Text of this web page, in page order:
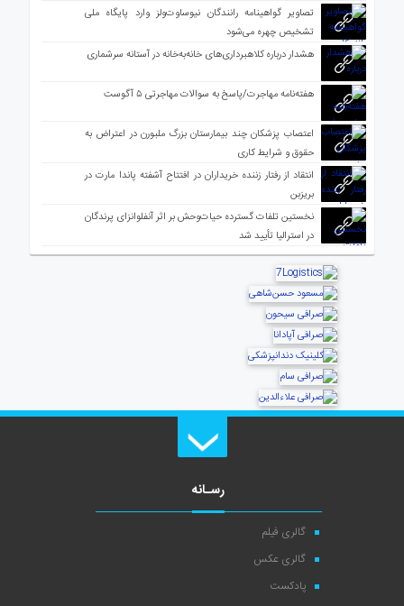
تصاویر گواهینامه رانندگان نیوساوت‌ولز وارد پایگاه ملی
تشخیص چهره می‌شود
هشدار درباره کلاهبرداری‌های خانه‌به‌خانه در آستانه سرشماری
هفته‌نامه مهاجرت/پاسخ به سوالات مهاجرتی ۵ آگوست
اعتصاب پزشکان چند بیمارستان بزرگ ملبورن در اعتراض به
حقوق و شرایط کاری
انتقاد از رفتار زننده خریداران در افتتاح آشفته پاندا مارت در
بریزبن
نخستین تلفات گسترده حیات‌وحش بر اثر آنفلوانزای پرندگان
در استرالیا تأیید شد
رسـانه
گالری فیلم
گالری عکس
پادکست